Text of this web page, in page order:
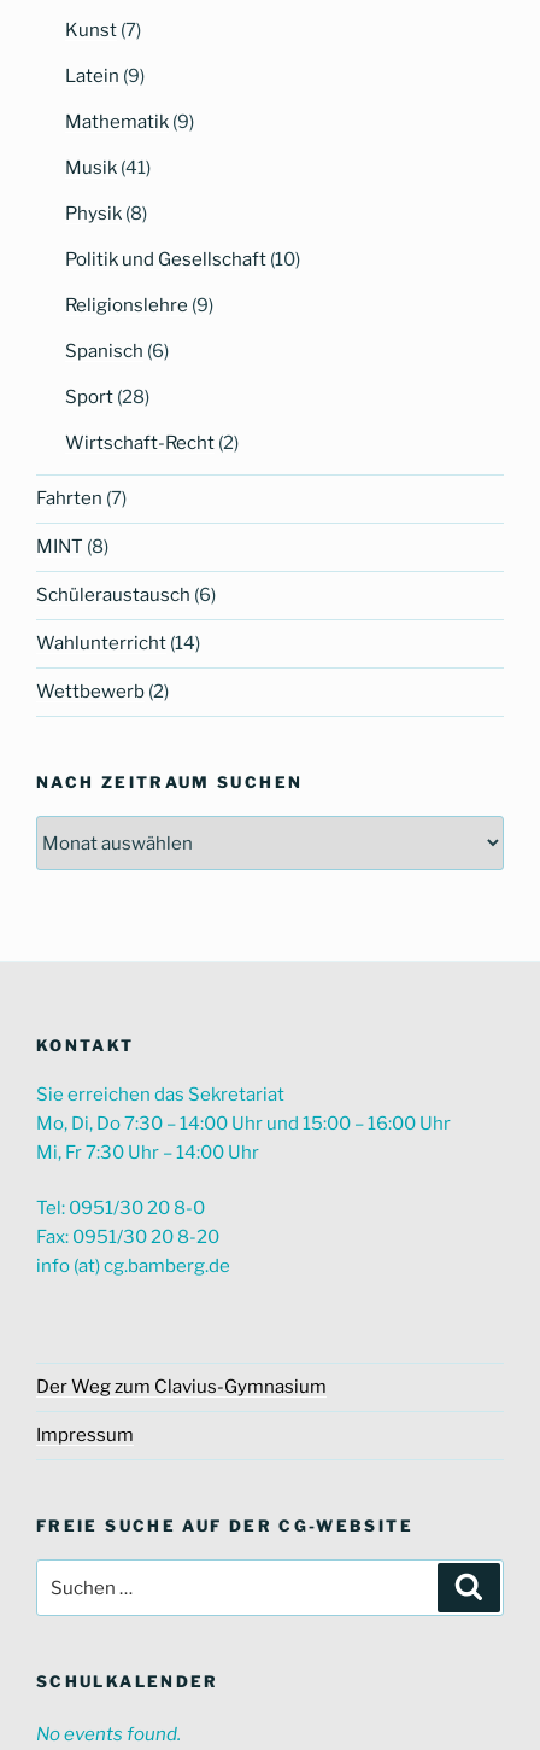
Kunst (7)
Latein (9)
Mathematik (9)
Musik (41)
Physik (8)
Politik und Gesellschaft (10)
Religionslehre (9)
Spanisch (6)
Sport (28)
Wirtschaft-Recht (2)
Fahrten (7)
MINT (8)
Schüleraustausch (6)
Wahlunterricht (14)
Wettbewerb (2)
NACH ZEITRAUM SUCHEN
Zeitraum
KONTAKT
Sie erreichen das Sekretariat
Mo, Di, Do 7:30 – 14:00 Uhr und 15:00 – 16:00 Uhr
Mi, Fr 7:30 Uhr – 14:00 Uhr
Tel: 0951/30 20 8-0
Fax: 0951/30 20 8-20
info (at) cg.bamberg.de
Der Weg zum Clavius-Gymnasium
Impressum
FREIE SUCHE AUF DER CG-WEBSITE
nach:
SCHULKALENDER
No events found.